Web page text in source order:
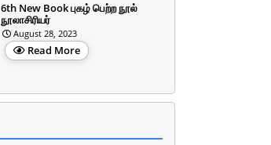
6th New Book புகழ் பெற்ற நூல்
நூலாசிரியர்
August 28, 2023
Read More